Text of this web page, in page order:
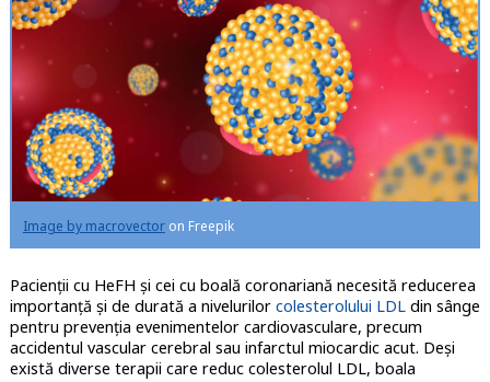
Image by macrovectoron Freepik
Pacienţii cu HeFH şi cei cu boală coronariană necesită reducerea
importanță și de durată a nivelurilor colesterolului LDLdin sânge
pentru prevenţia evenimentelor cardiovasculare, precum
accidentul vascular cerebral sau infarctul miocardic acut. Deși
există diverse terapii care reduc colesterolul LDL, boala